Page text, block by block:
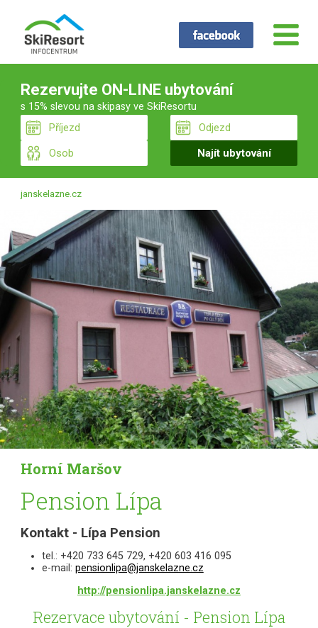
Rezervujte ON-LINE ubytování
s 15% slevou na skipasy ve SkiResortu
janskelazne.cz
Horní Maršov
Pension Lípa
Kontakt - Lípa Pension
tel.: +420 733 645 729, +420 603 416 095
e-mail: pensionlipa@janskelazne.cz
http://pensionlipa.janskelazne.cz
Rezervace ubytování - Pension Lípa